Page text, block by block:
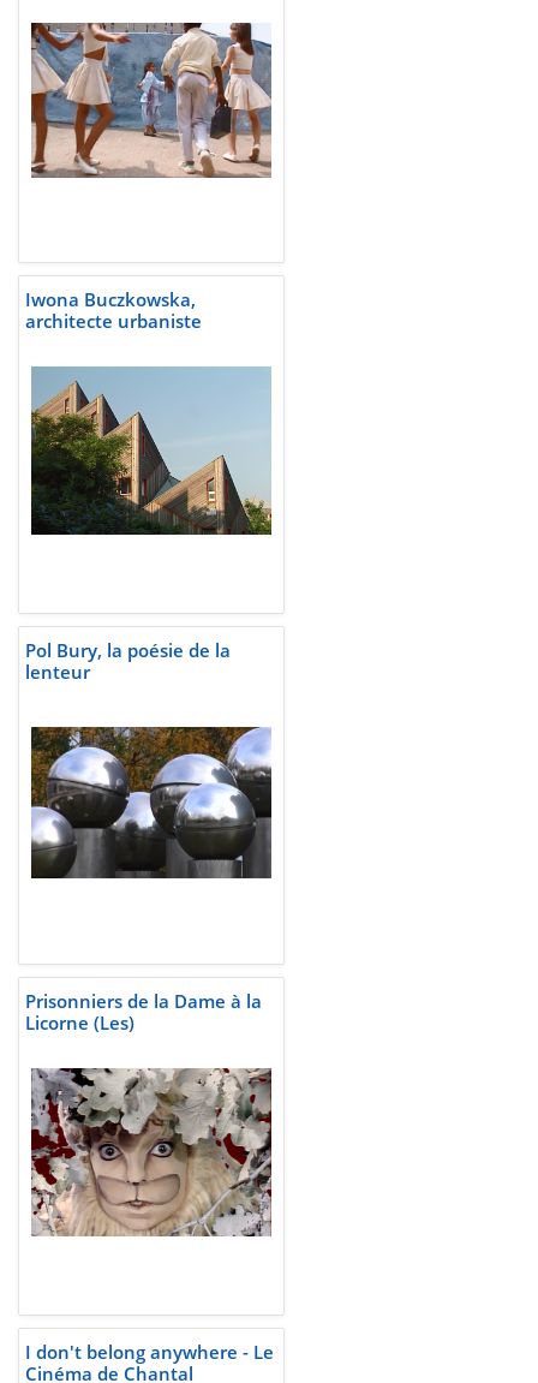
Iwona Buczkowska,
architecte urbaniste
Pol Bury, la poésie de la
lenteur
Prisonniers de la Dame à la
Licorne (Les)
I don't belong anywhere - Le
Cinéma de Chantal